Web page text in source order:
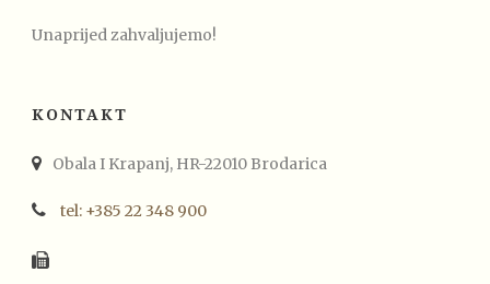
Unaprijed zahvaljujemo!
KONTAKT
Obala I Krapanj, HR-22010 Brodarica
tel: +385 22 348 900